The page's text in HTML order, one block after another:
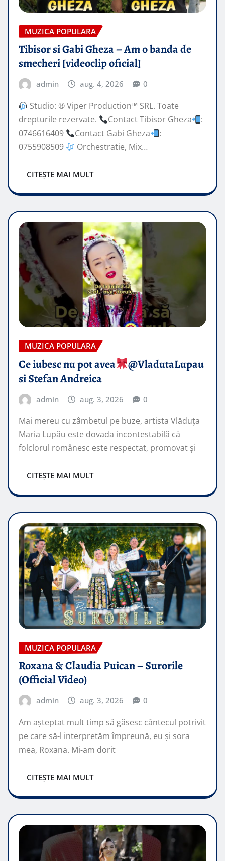
MUZICA POPULARA
Tibisor si Gabi Gheza – Am o banda de
smecheri [videoclip oficial]
admin aug. 4, 2026 0
Studio: ® Viper Production™ SRL. Toate
drepturile rezervate.
Contact Tibisor Gheza
:
0746616409
Contact Gabi Gheza
:
0755908509
Orchestratie, Mix…
CITEȘTE MAI MULT
MUZICA POPULARA
Ce iubesc nu pot avea
​@VladutaLupau
si Stefan Andreica
admin aug. 3, 2026 0
Mai mereu cu zâmbetul pe buze, artista Vlăduța
Maria Lupău este dovada incontestabilă că
folclorul românesc este respectat, promovat şi
CITEȘTE MAI MULT
MUZICA POPULARA
Roxana & Claudia Puican – Surorile
(Official Video)
admin aug. 3, 2026 0
Am așteptat mult timp să găsesc cântecul potrivit
pe care să-l interpretăm împreună, eu și sora
mea, Roxana. Mi-am dorit
CITEȘTE MAI MULT